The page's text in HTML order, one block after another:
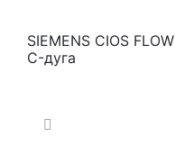
SIEMENS CIOS FLOW
C-дуга